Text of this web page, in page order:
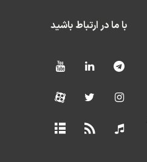
با ما در ارتباط باشید